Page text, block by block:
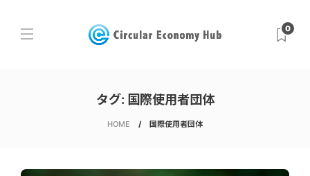
0
タグ: 国際使用者団体
HOME 国際使用者団体